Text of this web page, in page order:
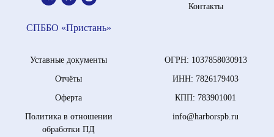
СПББО «Пристань»
Контакты
Уставные документы
Отчёты
Оферта
Политика в отношении
обработки ПД
ОГРН: 1037858030913
ИНН: 7826179403
КПП: 783901001
info@harborspb.ru